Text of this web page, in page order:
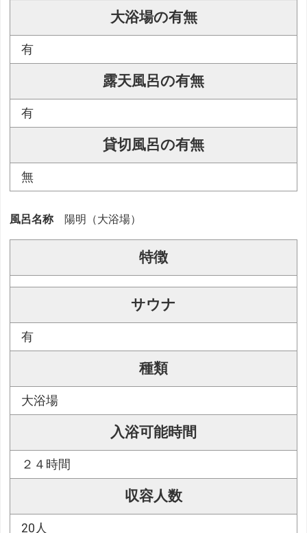
大浴場の有無
有
露天風呂の有無
有
貸切風呂の有無
無
風呂名称 陽明（大浴場）
特徴
サウナ
有
種類
大浴場
入浴可能時間
２４時間
収容人数
20人